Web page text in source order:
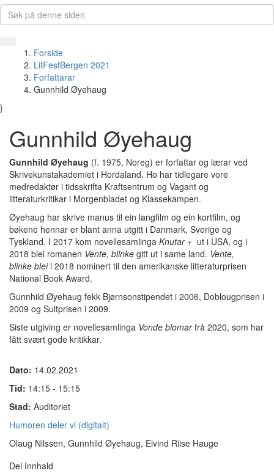
Forside
LitFestBergen 2021
Forfattarar
Gunnhild Øyehaug
}
Gunnhild Øyehaug
Gunnhild Øyehaug (f. 1975, Noreg) er forfattar og lærar ved
Skrivekunstakademiet i Hordaland. Ho har tidlegare vore
medredaktør i tidsskrifta Kraftsentrum og Vagant og
litteraturkritikar i Morgenbladet og Klassekampen.
Øyehaug har skrive manus til ein langfilm og ein kortfilm, og
bøkene hennar er blant anna utgitt i Danmark, Sverige og
Tyskland. I 2017 kom novellesamlinga Knutar + ut i USA, og i
2018 blei romanen Vente, blinke gitt ut i same land. Vente,
blinke bleii 2018 nominert til den amerikanske litteraturprisen
National Book Award.
Gunnhild Øyehaug fekk Bjørnsonstipendet i 2006, Doblougprisen i
2009 og Sultprisen i 2009.
Siste utgiving er novellesamlinga Vonde blomarfrå 2020, som har
fått svært gode kritikkar.
Dato: 14.02.2021
Tid: 14:15 - 15:15
Stad: Auditoriet
Humoren deler vi (digitalt)
Olaug Nilssen, Gunnhild Øyehaug, Eivind Riise Hauge
Del Innhald